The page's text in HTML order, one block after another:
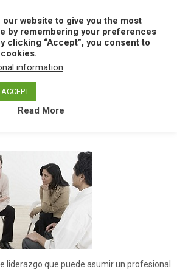
MENU
liderazgo que puede asumir un profesional
our website to give you the most
by remembering your preferences
clicking “Accept”, you consent to
information.
ACCEPT
Read More